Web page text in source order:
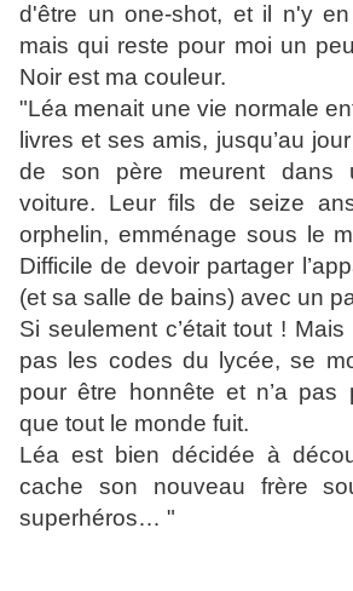
d'être un one-shot, et il n'y
mais qui reste pour moi un
Noir est ma couleur.
"Léa menait une vie normale
livres et ses amis, jusqu’au
de son père meurent dans
voiture. Leur fils de seize
orphelin, emménage sous le
Difficile de devoir partager
(et sa salle de bains) avec un
Si seulement c’était tout !
pas les codes du lycée, se
pour être honnête et n’a pas
que tout le monde fuit.
Léa est bien décidée à
cache son nouveau frère
superhéros… "